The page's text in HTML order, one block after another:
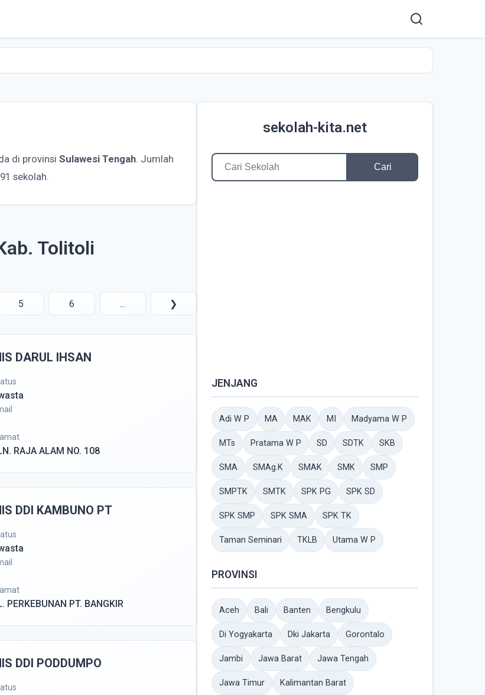
di provinsi Sulawesi Tengah. Jumlah
sekolah.
Tolitoli
5 6 ... ❯
DARUL IHSAN
RAJA ALAM NO. 108
DDI KAMBUNO PT
PERKEBUNAN PT. BANGKIR
DDI PODDUMPO
sekolah-kita.net
Cari
JENJANG
Adi W P MA MAK MI Madyama W P
MTs Pratama W P SD SDTK SKB
SMA SMAg.K SMAK SMK SMP
SMPTK SMTK SPK PG SPK SD
SPK SMP SPK SMA SPK TK
Taman Seminari TKLB Utama W P
PROVINSI
Aceh Bali Banten Bengkulu
Di Yogyakarta Dki Jakarta Gorontalo
Jambi Jawa Barat Jawa Tengah
Jawa Timur Kalimantan Barat